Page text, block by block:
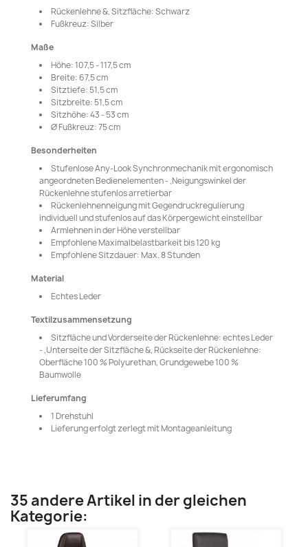
Rückenlehne &, Sitzfläche: Schwarz
Fußkreuz: Silber
Maße
Höhe: 107,5 - 117,5 cm
Breite: 67,5 cm
Sitztiefe: 51,5 cm
Sitzbreite: 51,5 cm
Sitzhöhe: 43 - 53 cm
Ø Fußkreuz: 75 cm
Besonderheiten
Stufenlose Any-Look Synchronmechanik mit ergonomisch
angeordneten Bedienelementen - ,Neigungswinkel der
Rückenlehne stufenlos arretierbar
Rückenlehnenneigung mit Gegendruckregulierung
individuell und stufenlos auf das Körpergewicht einstellbar
Armlehnen in der Höhe verstellbar
Empfohlene Maximalbelastbarkeit bis 120 kg
Empfohlene Sitzdauer: Max. 8 Stunden
Material
Echtes Leder
Textilzusammensetzung
Sitzfläche und Vorderseite der Rückenlehne: echtes Leder
- ,Unterseite der Sitzfläche &, Rückseite der Rückenlehne:
Oberfläche 100 % Polyurethan, Grundgewebe 100 %
Baumwolle
Lieferumfang
1 Drehstuhl
Lieferung erfolgt zerlegt mit Montageanleitung
35 andere Artikel in der gleichen
Kategorie: